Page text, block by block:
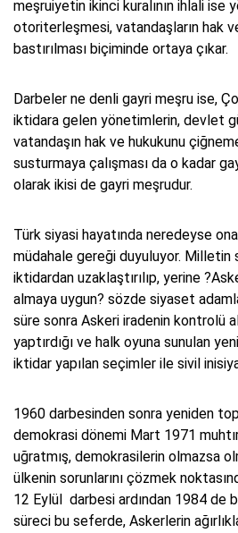
meşruiyetin ikinci kuralının ihlali ise
otoriterleşmesi, vatandaşların hak
bastırılması biçiminde ortaya çıkar.
Darbeler ne denli gayri meşru ise,
iktidara gelen yönetimlerin, devlet
vatandaşın hak ve hukukunu
susturmaya çalışması da o kadar
olarak ikisi de gayri meşrudur.
Türk siyasi hayatında neredeyse
müdahale gereği duyuluyor.
iktidardan uzaklaştırılıp, yerine
almaya uygun? sözde siyaset
süre sonra Askeri iradenin kontrolü
yaptırdığı ve halk oyuna sunulan
iktidar yapılan seçimler ile sivil
1960 darbesinden sonra yeniden
demokrasi dönemi Mart 1971
uğratmış, demokrasilerin olmazsa
ülkenin sorunlarını çözmek
12 Eylül darbesi ardından 1984 de
süreci bu seferde, Askerlerin